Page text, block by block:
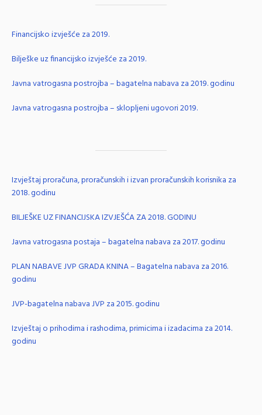
Financijsko izvješće za 2019.
Bilješke uz financijsko izvješće za 2019.
Javna vatrogasna postrojba – bagatelna nabava za 2019. godinu
Javna vatrogasna postrojba – sklopljeni ugovori 2019.
Izvještaj proračuna, proračunskih i izvan proračunskih korisnika za
2018. godinu
BILJEŠKE UZ FINANCIJSKA IZVJEŠĆA ZA 2018. GODINU
Javna vatrogasna postaja – bagatelna nabava za 2017. godinu
PLAN NABAVE JVP GRADA KNINA – Bagatelna nabava za 2016.
godinu
JVP-bagatelna nabava JVP za 2015. godinu
Izvještaj o prihodima i rashodima, primicima i izadacima za 2014.
godinu